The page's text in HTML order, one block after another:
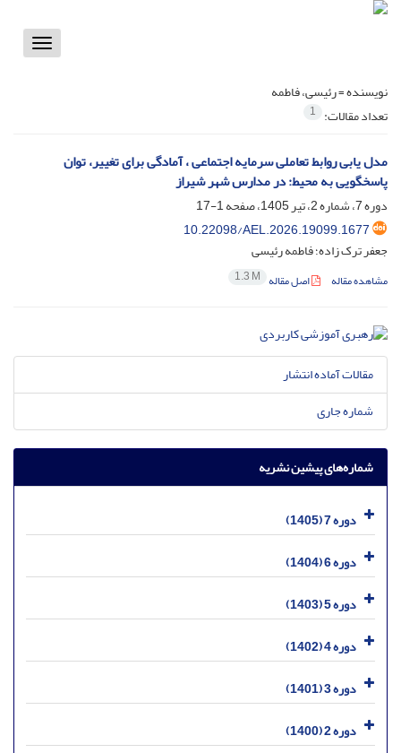
Toggle
نویسنده =رئیسی، فاطمه
تعداد مقالات: 1
مدل یابی روابط تعاملی سرمایه اجتماعی ، آمادگی برای تغییر، توان
پاسخگویی به محیط: در مدارس شهر شیراز
دوره 7، شماره 2، تیر 1405، صفحه
1-17
10.22098/AEL.2026.19099.1677
جعفر ترک زاده؛ فاطمه رئیسی
مشاهده مقاله اصل مقاله 1.3 M
مقالات آماده انتشار
شماره جاری
شماره‌های پیشین نشریه
دوره 7 (1405)
دوره 6 (1404)
دوره 5 (1403)
دوره 4 (1402)
دوره 3 (1401)
دوره 2 (1400)